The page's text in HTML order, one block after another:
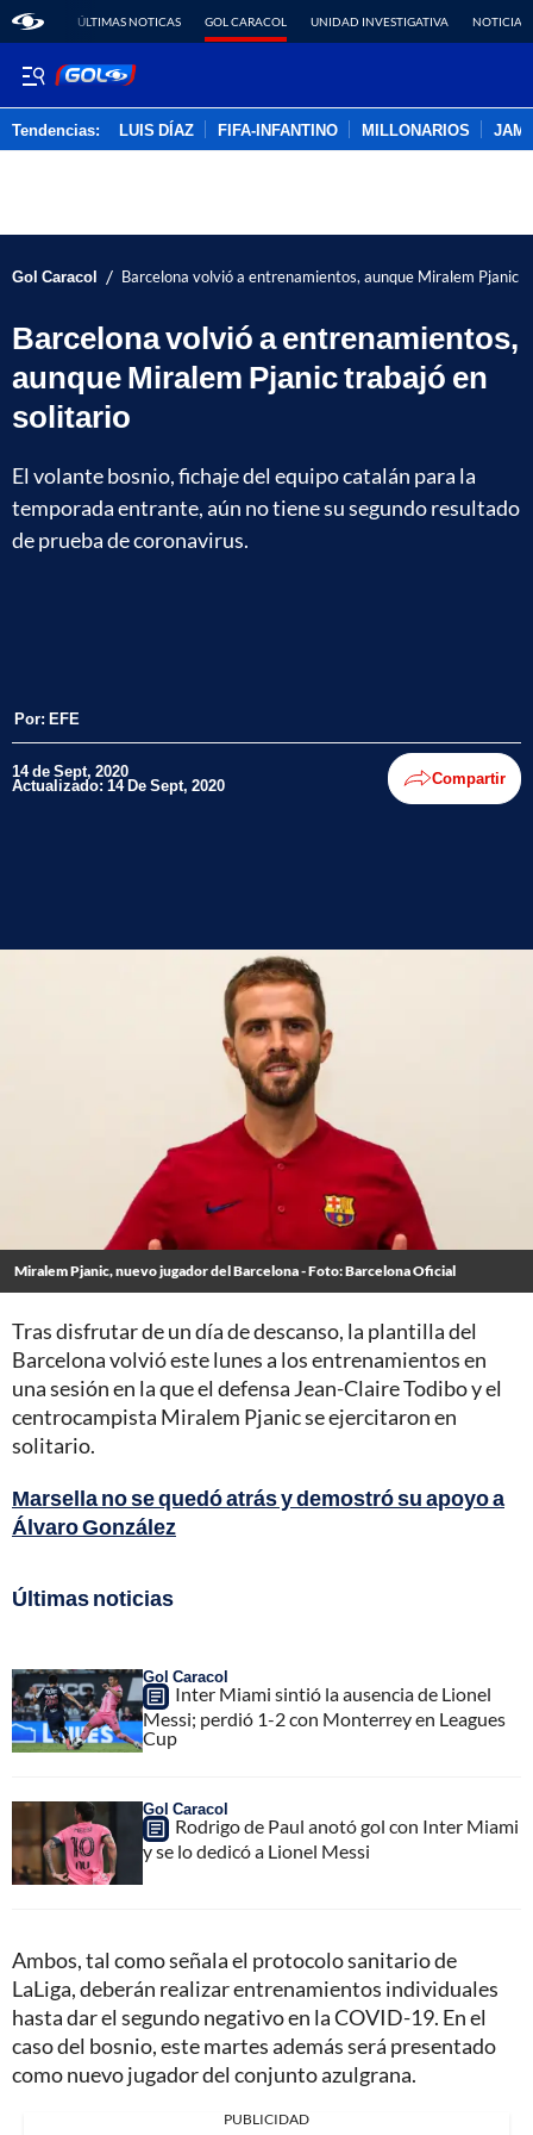
ÚLTIMAS NOTICAS GOL CARACOL UNIDAD INVESTIGATIVA NOTICIAS
Tendencias: LUIS DÍAZ FIFA-INFANTINO MILLONARIOS
Gol Caracol / Barcelona volvió a entrenamientos, aunque Miralem Pjanic
Barcelona volvió a entrenamientos,
aunque Miralem Pjanic trabajó en
solitario
El volante bosnio, fichaje del equipo catalán para la
temporada entrante, aún no tiene su segundo resultado
de prueba de coronavirus.
Por: EFE
14 de Sept, 2020
Actualizado: 14 De Sept, 2020 Compartir
Miralem Pjanic, nuevo jugador del Barcelona - Foto: Barcelona Oficial
Tras disfrutar de un día de descanso, la plantilla del
Barcelona volvió este lunes a los entrenamientos en
una sesión en la que el defensa Jean-Claire Todibo y el
centrocampista Miralem Pjanic se ejercitaron en
solitario.
Marsella no se quedó atrás y demostró su apoyo a
Álvaro González
Últimas noticias
Gol Caracol
Inter Miami sintió la ausencia de Lionel
Messi; perdió 1-2 con Monterrey en Leagues
Cup
Gol Caracol
Rodrigo de Paul anotó gol con Inter Miami
y se lo dedicó a Lionel Messi
Ambos, tal como señala el protocolo sanitario de
LaLiga, deberán realizar entrenamientos individuales
hasta dar el segundo negativo en la COVID-19. En el
caso del bosnio, este martes además será presentado
como nuevo jugador del conjunto azulgrana.
PUBLICIDAD